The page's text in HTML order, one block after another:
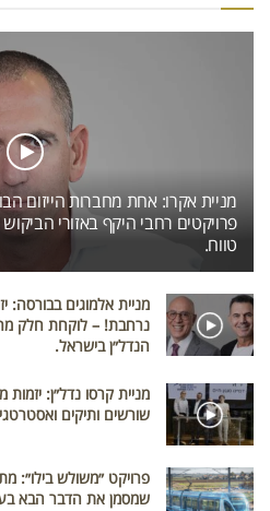
מניית אקרו: אחת מחברות הייזום
פרויקטים רחבי היקף באזורי
טווח.
מניית אלמוגים בבורסה:
נרחבת! – לוקחת חלק
הנדל״ן בישראל.
מניית קרסו נדל״ן:
שורשים ותיקים
פרויקט ״משולש בילו״:
שמסמן את הדבר הבא